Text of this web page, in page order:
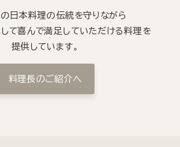
日本料理の伝統を守りながら
て喜んで満足していただける料理を
提供しています。
料理長のご紹介へ